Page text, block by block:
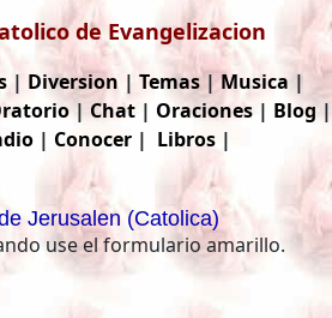
de Evangelizacion
| Diversion | Temas|Musica |
| Chat| Oraciones| Blog|
| Conocer | Libros |
Jerusalen (Catolica)
use el formulario amarillo.